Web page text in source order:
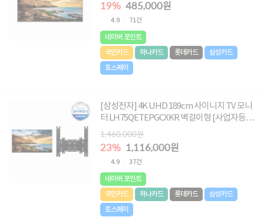
19% 485,000원
4.9 71건
네이버 포인트
국민카드
하나카드 롯데카드
삼성카드
토스페이
[삼성전자] 4K UHD 189cm 사이니지 TV 모니
터 LH75QETEPGCXKR 벽걸이형 [사업자등록
증 필요]
1,460,000원
23% 1,116,000원
4.9 37건
네이버 포인트
국민카드
하나카드 롯데카드
삼성카드
토스페이